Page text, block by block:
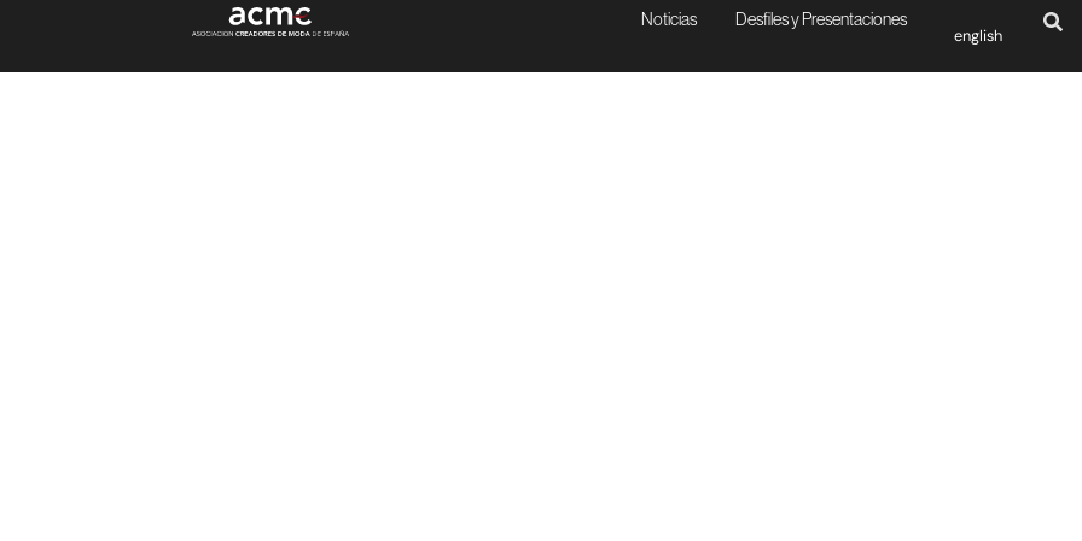
Noticias Desfiles y Presentaciones
english